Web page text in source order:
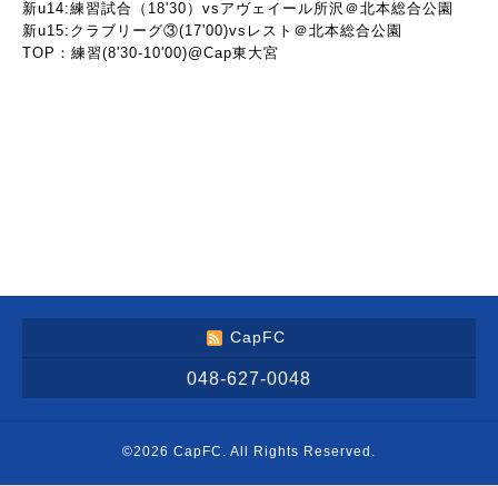
新u14:練習試合（18'30）vsアヴェイール所沢＠北本総合公園
新u15:クラブリーグ③(17'00)vsレスト＠北本総合公園
TOP：練習(8'30-10'00)@Cap東大宮
CapFC
048-627-0048
©2026 CapFC . All Rights Reserved.